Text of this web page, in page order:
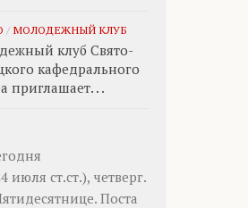
/ МОЛОДЕЖНЫЙ КЛУБ
клуб Свято-
кафедрального
приглашает. . .
июля ст.ст.), четверг.
Поста